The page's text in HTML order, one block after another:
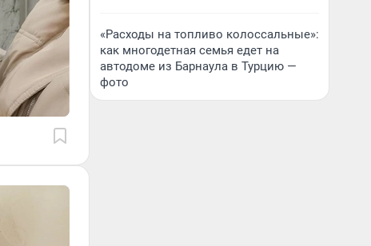
«Расходы на топливо колоссальные»:
как многодетная семья едет на
автодоме из Барнаула в Турцию —
фото